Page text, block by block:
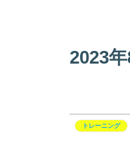
2023
トレーニング